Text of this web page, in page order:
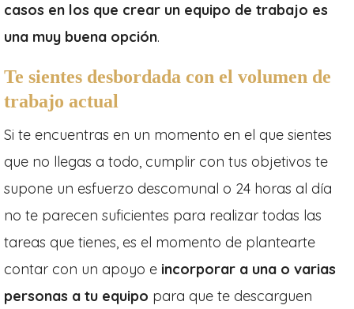
casos en los que crear un equipo de trabajo es
una muy buena opción.
Te sientes desbordada con el volumen de
trabajo actual
Si te encuentras en un momento en el que sientes
que no llegas a todo, cumplir con tus objetivos te
supone un esfuerzo descomunal o 24 horas al día
no te parecen suficientes para realizar todas las
tareas que tienes, es el momento de plantearte
contar con un apoyo e incorporar a una o varias
personas a tu equipo para que te descarguen